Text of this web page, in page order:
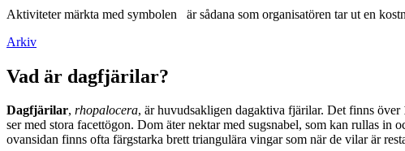
Aktiviteter märkta med symbolen
är sådana som organisatören tar ut en
Arkiv
Vad är dagfjärilar?
Dagfjärilar, rhopalocera, är huvudsakligen dagaktiva fjärilar. Det finns över
ser med stora facettögon. Dom äter nektar med sugsnabel, som kan rullas
ovansidan finns ofta färgstarka brett triangulära vingar som när de vilar är